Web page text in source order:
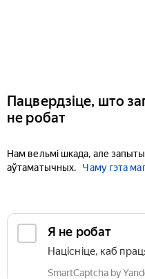
Пацвердзіце, што
не робат
Нам вельмі шкада, але
аўтаматычных.
Чаму гэта
Я не робат
Націсніце, каб
SmartCaptcha by